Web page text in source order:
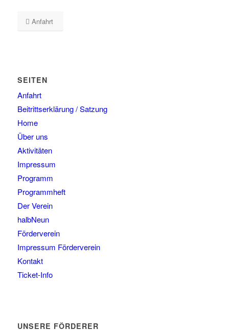
Anfahrt
SEITEN
Anfahrt
Beitrittserklärung / Satzung
Home
Über uns
Aktivitäten
Impressum
Programm
Programmheft
Der Verein
halbNeun
Förderverein
Impressum Förderverein
Kontakt
Ticket-Info
UNSERE FÖRDERER